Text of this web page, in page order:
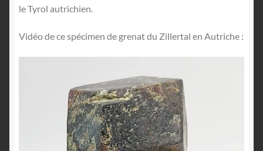
le Tyrol autrichien.
Vidéo de ce spécimen de grenat du Zillertal en Autriche :